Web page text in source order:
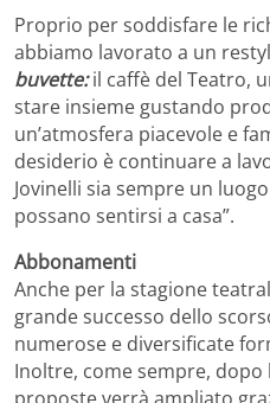
Proprio per soddisfare le
abbiamo lavorato a un
buvette:il caffè del Teatro,
stare insieme gustando
un’atmosfera piacevole e
desiderio è continuare a
Jovinelli sia sempre un
possano sentirsi a casa”.
Abbonamenti
Anche per la stagione
grande successo dello
numerose e diversificate
Inoltre, come sempre, dopo